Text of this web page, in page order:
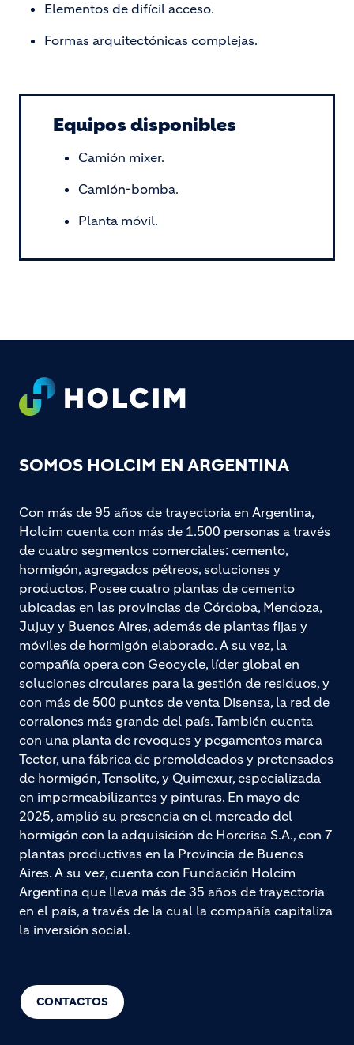
Elementos de difícil acceso.
Formas arquitectónicas complejas.
Equipos disponibles
Camión mixer.
Camión-bomba.
Planta móvil.
Footer
SOMOS HOLCIM EN ARGENTINA
CONTACTOS
Con más de 95 años de trayectoria en Argentina,
Holcim cuenta con más de 1.500 personas a través
de cuatro segmentos comerciales: cemento,
hormigón, agregados pétreos, soluciones y
productos. Posee cuatro plantas de cemento
ubicadas en las provincias de Córdoba, Mendoza,
Jujuy y Buenos Aires, además de plantas fijas y
móviles de hormigón elaborado. A su vez, la
compañía opera con Geocycle, líder global en
soluciones circulares para la gestión de residuos, y
con más de 500 puntos de venta Disensa, la red de
corralones más grande del país. También cuenta
con una planta de revoques y pegamentos marca
Tector, una fábrica de premoldeados y pretensados
de hormigón, Tensolite, y Quimexur, especializada
en impermeabilizantes y pinturas. En mayo de
2025, amplió su presencia en el mercado del
hormigón con la adquisición de Horcrisa S.A., con 7
plantas productivas en la Provincia de Buenos
Aires. A su vez, cuenta con Fundación Holcim
Argentina que lleva más de 35 años de trayectoria
en el país, a través de la cual la compañía capitaliza
la inversión social.